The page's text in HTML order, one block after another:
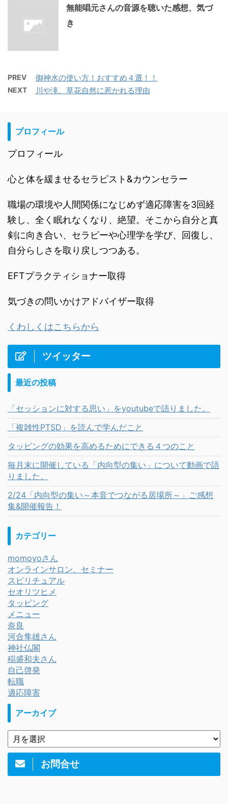
無能唱元さんの音源を聴いた感想、気づ
き
PREV 御神水の使い方！おすすめ４選！！
NEXT 川や滝、草花自然に惹かれる理由
プロフィール
プロフィール
心と体を緩ませるセラピスト&カウンセラー
職場の環境や人間関係になじめず適応障害を3回経
験し、全く眠れなくなり、絶望。そこから自分と真
剣に向き合い、セラピーや心理学を学び、回復し、
自分らしさを取り戻しつつある。
EFTプラクティショナー取得
気づきの問いかけアドバイザー取得
くわしくはこちらから
ツイッター
最近の投稿
「セッションに対する思い」をyoutubeで語りました。
「複雑性PTSD」を読んで学んだこと
タッピングの効果を高めるためにできる４つのこと
毎月末に開催している「内向型の集い」について動画で語
りました。
2/24「内向型の集い～本音でつながる居場所～」ご感想
集&開催報告！
カテゴリー
momoyoさん
オンラインサロン、セミナー
スピリチュアル
セオリツヒメ
タッピング
メニュー
奈良
河合隼雄さん
神社仏閣
稲盛和夫さん
自己啓発
転職
適応障害
アーカイブ
お問合せ